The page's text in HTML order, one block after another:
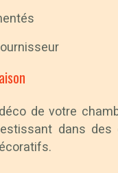
de votre
dans des